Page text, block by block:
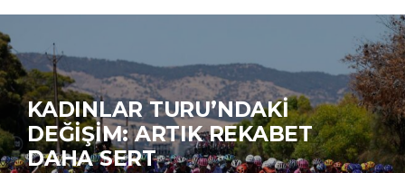
KADINLAR TURU’NDAKI
DEĞIŞIM: ARTIK REKABET
DAHA SERT